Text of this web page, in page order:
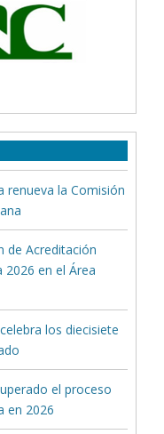
renueva la Comisión
de Acreditación
en el Área
los diecisiete
el proceso
en 2026